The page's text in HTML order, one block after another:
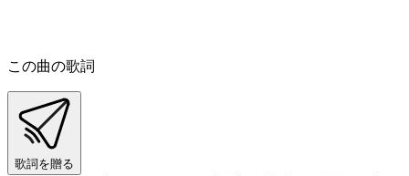
この曲の歌詞
歌詞を贈る